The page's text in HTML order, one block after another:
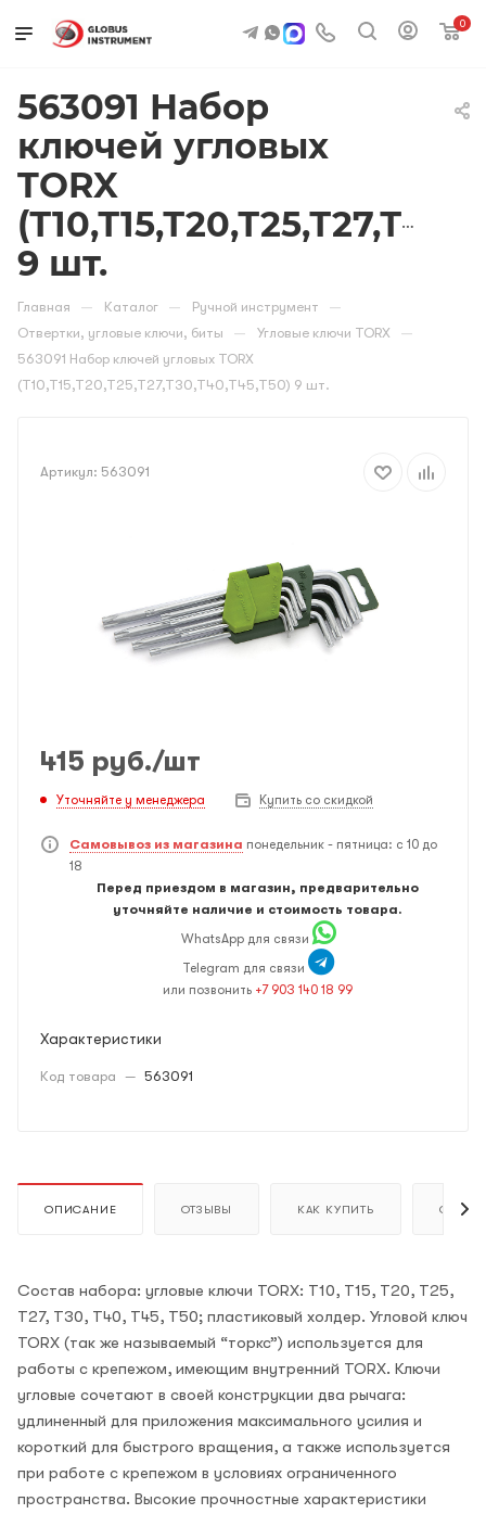
0
563091 Набор
ключей угловых
TORX
9 шт.
Главная — Каталог — Ручной инструмент —
Отвертки, угловые ключи, биты — Угловые ключи TORX —
563091 Набор ключей угловых TORX
(Т10,Т15,Т20,Т25,Т27,Т30,Т40,Т45,Т50) 9 шт.
Артикул: 563091
415 руб./шт
Уточняйте у менеджера Купить со скидкой
Самовывоз из магазина понедельник - пятница: с 10 до
18
Перед приездом в магазин, предварительно
уточняйте наличие и стоимость товара.
WhatsApp для связи
Telegram для связи
или позвонить +7 903 140 18 99
Характеристики
Код товара — 563091
ОПИСАНИЕ ОТЗЫВЫ КАК КУПИТЬ ОПЛАТА
Состав набора: угловые ключи TORX: Т10, Т15, Т20, Т25,
Т27, Т30, Т40, Т45, Т50; пластиковый холдер. Угловой ключ
TORX (так же называемый “торкс”) используется для
работы с крепежом, имеющим внутренний TORX. Ключи
угловые сочетают в своей конструкции два рычага:
удлиненный для приложения максимального усилия и
короткий для быстрого вращения, а также используется
при работе с крепежом в условиях ограниченного
пространства. Высокие прочностные характеристики